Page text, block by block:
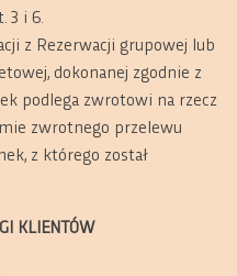
3 i 6.
z Rezerwacji grupowej lub
dokonanej zgodnie z
podlega zwrotowi na rzecz
zwrotnego przelewu
z którego został
KLIENTÓW